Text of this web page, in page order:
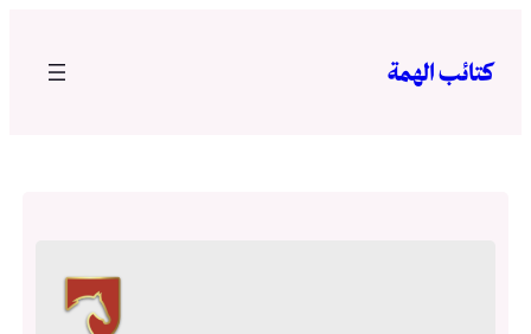
المحتوى
كتائب الهمة